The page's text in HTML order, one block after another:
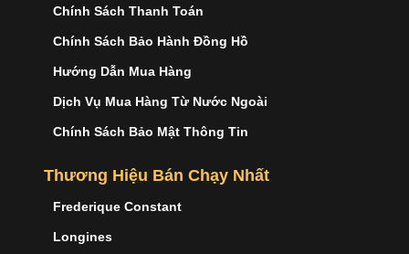
Chính Sách Thanh Toán
Chính Sách Bảo Hành Đồng Hồ
Hướng Dẫn Mua Hàng
Dịch Vụ Mua Hàng Từ Nước Ngoài
Chính Sách Bảo Mật Thông Tin
Thương Hiệu Bán Chạy Nhất
Frederique Constant
Longines